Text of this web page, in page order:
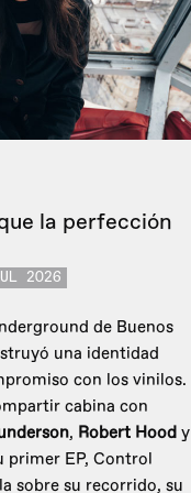
la perfección
2026
de Buenos
una identidad
con los vinilos.
cabina con
, Robert Hood y
primer EP, Control
sobre su recorrido, su